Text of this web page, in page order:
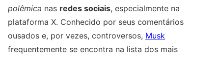
polêmica nas redes sociais, especialmente na
plataforma X. Conhecido por seus comentários
ousados e, por vezes, controversos, Musk
frequentemente se encontra na lista dos mais